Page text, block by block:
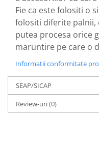
Fie ca este folositi o
folositi diferite palnii,
putea procesa orice
maruntire pe care o
Informatii conformitate
SEAP/SICAP
Review-uri(0)